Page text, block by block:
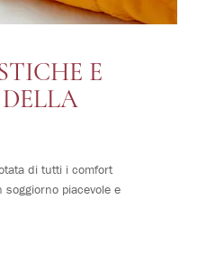
E
di tutti i comfort
piacevole e